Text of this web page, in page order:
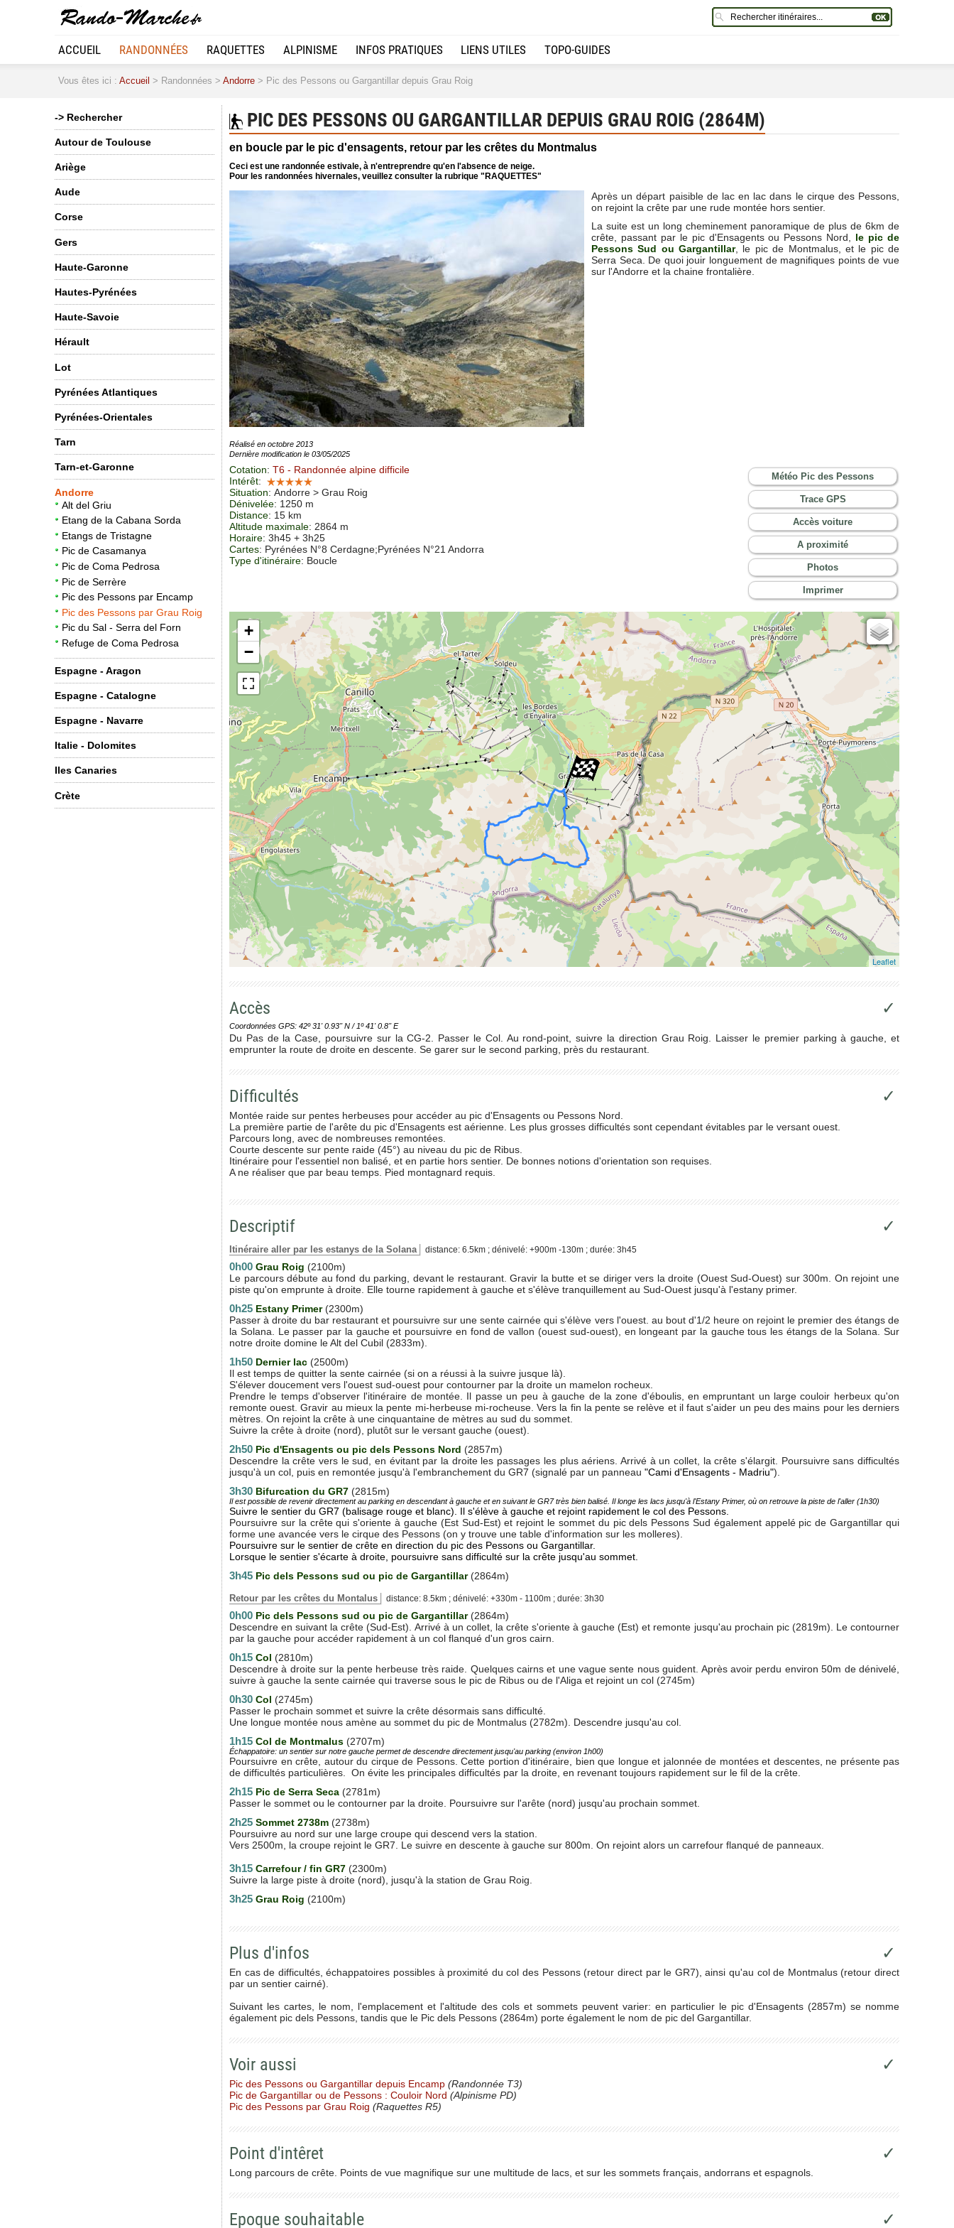
ACCUEIL RANDONNÉES RAQUETTES ALPINISME INFOS PRATIQUES LIENS UTILES TOPO-GUIDES
Vous êtes ici : Accueil > Randonnées > Andorre > Pic des Pessons ou Gargantillar depuis Grau Roig
-> Rechercher
Autour de Toulouse
Ariège
Aude
Corse
Gers
Haute-Garonne
Hautes-Pyrénées
Haute-Savoie
Hérault
Lot
Pyrénées Atlantiques
Pyrénées-Orientales
Tarn
Tarn-et-Garonne
Andorre
Alt del Griu
Etang de la Cabana Sorda
Etangs de Tristagne
Pic de Casamanya
Pic de Coma Pedrosa
Pic de Serrère
Pic des Pessons par Encamp
Pic des Pessons par Grau Roig
Pic du Sal - Serra del Forn
Refuge de Coma Pedrosa
Espagne - Aragon
Espagne - Catalogne
Espagne - Navarre
Italie - Dolomites
Iles Canaries
Crète
PIC DES PESSONS OU GARGANTILLAR DEPUIS GRAU ROIG (2864M)
en boucle par le pic d'ensagents, retour par les crêtes du Montmalus
Ceci est une randonnée estivale, à n'entreprendre qu'en l'absence de neige.
Pour les randonnées hivernales, veuillez consulter la rubrique "RAQUETTES"
Après un départ paisible de lac en lac dans le cirque des Pessons,
on rejoint la crête par une rude montée hors sentier.
La suite est un long cheminement panoramique de plus de 6km de
crête, passant par le pic d'Ensagents ou Pessons Nord, le pic de
Pessons Sud ou Gargantillar, le pic de Montmalus, et le pic de
Serra Seca. De quoi jouir longuement de magnifiques points de vue
sur l'Andorre et la chaine frontalière.
Réalisé en octobre 2013
Dernière modification le 03/05/2025
Cotation: T6 - Randonnée alpine difficile
Intérêt:
Situation: Andorre > Grau Roig
Dénivelée: 1250 m
Distance: 15 km
Altitude maximale: 2864 m
Horaire: 3h45 + 3h25
Cartes: Pyrénées N°8 Cerdagne;Pyrénées N°21 Andorra
Type d'itinéraire: Boucle
Météo Pic des Pessons
Trace GPS
Accès voiture
A proximité
Photos
Imprimer
+
−
Cartes IGN
Open Topo Map
Open Street Map
ESRI Word Imagery
Leaflet
Accès ✓
Coordonnées GPS: 42º 31' 0.93'' N / 1º 41' 0.8'' E
Du Pas de la Case, poursuivre sur la CG-2. Passer le Col. Au rond-point, suivre la direction Grau Roig. Laisser le premier parking à gauche, et
emprunter la route de droite en descente. Se garer sur le second parking, près du restaurant.
Difficultés ✓
Montée raide sur pentes herbeuses pour accéder au pic d'Ensagents ou Pessons Nord.
La première partie de l'arête du pic d'Ensagents est aérienne. Les plus grosses difficultés sont cependant évitables par le versant ouest.
Parcours long, avec de nombreuses remontées.
Courte descente sur pente raide (45°) au niveau du pic de Ribus.
Itinéraire pour l'essentiel non balisé, et en partie hors sentier. De bonnes notions d'orientation son requises.
A ne réaliser que par beau temps. Pied montagnard requis.
Descriptif ✓
Itinéraire aller par les estanys de la Solana distance: 6.5km ; dénivelé: +900m -130m ; durée: 3h45
0h00 Grau Roig (2100m)
Le parcours débute au fond du parking, devant le restaurant. Gravir la butte et se diriger vers la droite (Ouest Sud-Ouest) sur 300m. On rejoint une
piste qu'on emprunte à droite. Elle tourne rapidement à gauche et s'élève tranquillement au Sud-Ouest jusqu'à l'estany primer.
0h25 Estany Primer(2300m)
Passer à droite du bar restaurant et poursuivre sur une sente cairnée qui s'élève vers l'ouest. au bout d'1/2 heure on rejoint le premier des étangs de
la Solana. Le passer par la gauche et poursuivre en fond de vallon (ouest sud-ouest), en longeant par la gauche tous les étangs de la Solana. Sur
notre droite domine le Alt del Cubil (2833m).
1h50 Dernier lac (2500m)
Il est temps de quitter la sente cairnée (si on a réussi à la suivre jusque là).
S'élever doucement vers l'ouest sud-ouest pour contourner par la droite un mamelon rocheux.
Prendre le temps d'observer l'itinéraire de montée. Il passe un peu à gauche de la zone d'éboulis, en empruntant un large couloir herbeux qu'on
remonte ouest. Gravir au mieux la pente mi-herbeuse mi-rocheuse. Vers la fin la pente se relève et il faut s'aider un peu des mains pour les derniers
mètres. On rejoint la crête à une cinquantaine de mètres au sud du sommet.
Suivre la crête à droite (nord), plutôt sur le versant gauche (ouest).
2h50 Pic d'Ensagents ou pic dels Pessons Nord (2857m)
Descendre la crête vers le sud, en évitant par la droite les passages les plus aériens. Arrivé à un collet, la crête s'élargit. Poursuivre sans difficultés
jusqu'à un col, puis en remontée jusqu'à l'embranchement du GR7 (signalé par un panneau "Cami d'Ensagents - Madriu").
3h30 Bifurcation du GR7 (2815m)
Il est possible de revenir directement au parking en descendant à gauche et en suivant le GR7 très bien balisé. Il longe les lacs jusqu'à l'Estany Primer, où on retrouve la piste de l'aller (1h30)
Suivre le sentier du GR7 (balisage rouge et blanc). Il s'élève à gauche et rejoint rapidement le col des Pessons.
Poursuivre sur la crête qui s'oriente à gauche (Est Sud-Est) et rejoint le sommet du pic dels Pessons Sud également appelé pic de Gargantillar qui
forme une avancée vers le cirque des Pessons (on y trouve une table d'information sur les molleres).
Poursuivre sur le sentier de crête en direction du pic des Pessons ou Gargantillar.
Lorsque le sentier s'écarte à droite, poursuivre sans difficulté sur la crête jusqu'au sommet.
3h45 Pic dels Pessons sud ou pic de Gargantillar (2864m)
Retour par les crêtes du Montalus distance: 8.5km ; dénivelé: +330m - 1100m ; durée: 3h30
0h00 Pic dels Pessons sud ou pic de Gargantillar (2864m)
Descendre en suivant la crête (Sud-Est). Arrivé à un collet, la crête s'oriente à gauche (Est) et remonte jusqu'au prochain pic (2819m). Le contourner
par la gauche pour accéder rapidement à un col flanqué d'un gros cairn.
0h15 Col (2810m)
Descendre à droite sur la pente herbeuse très raide. Quelques cairns et une vague sente nous guident. Après avoir perdu environ 50m de dénivelé,
suivre à gauche la sente cairnée qui traverse sous le pic de Ribus ou de l'Aliga et rejoint un col (2745m)
0h30 Col (2745m)
Passer le prochain sommet et suivre la crête désormais sans difficulté.
Une longue montée nous amène au sommet du pic de Montmalus (2782m). Descendre jusqu'au col.
1h15 Col de Montmalus (2707m)
Échappatoire: un sentier sur notre gauche permet de descendre directement jusqu'au parking (environ 1h00)
Poursuivre en crête, autour du cirque de Pessons. Cette portion d'itinéraire, bien que longue et jalonnée de montées et descentes, ne présente pas
de difficultés particulières. On évite les principales difficultés par la droite, en revenant toujours rapidement sur le fil de la crête.
2h15 Pic de Serra Seca (2781m)
Passer le sommet ou le contourner par la droite. Poursuivre sur l'arête (nord) jusqu'au prochain sommet.
2h25 Sommet 2738m (2738m)
Poursuivre au nord sur une large croupe qui descend vers la station.
Vers 2500m, la croupe rejoint le GR7. Le suivre en descente à gauche sur 800m. On rejoint alors un carrefour flanqué de panneaux.
3h15 Carrefour / fin GR7 (2300m)
Suivre la large piste à droite (nord), jusqu'à la station de Grau Roig.
3h25 Grau Roig (2100m)
Plus d'infos ✓
En cas de difficultés, échappatoires possibles à proximité du col des Pessons (retour direct par le GR7), ainsi qu'au col de Montmalus (retour direct
par un sentier cairné).
Suivant les cartes, le nom, l'emplacement et l'altitude des cols et sommets peuvent varier: en particulier le pic d'Ensagents (2857m) se nomme
également pic dels Pessons, tandis que le Pic dels Pessons (2864m) porte également le nom de pic del Gargantillar.
Voir aussi ✓
Pic des Pessons ou Gargantillar depuis Encamp (Randonnée T3)
Pic de Gargantillar ou de Pessons : Couloir Nord (Alpinisme PD)
Pic des Pessons par Grau Roig (Raquettes R5)
Point d'intêret ✓
Long parcours de crête. Points de vue magnifique sur une multitude de lacs, et sur les sommets français, andorrans et espagnols.
Epoque souhaitable ✓